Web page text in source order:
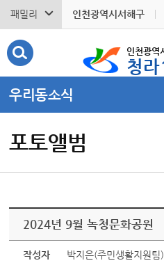
패밀리 인천광역시서해구
인천광역
청
우리동소식
포토앨범
2024년 9월 녹청문화공원
작성자
박지은(주민생활지원팀)